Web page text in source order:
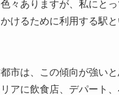
々ありますが、私にと
けるために利用する駅
市は、この傾向が強い
アに飲食店、デパート